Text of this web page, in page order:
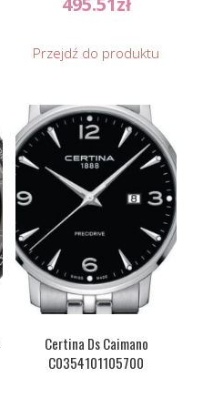
Przejdź do produktu
Certina Ds Caimano
C0354101105700